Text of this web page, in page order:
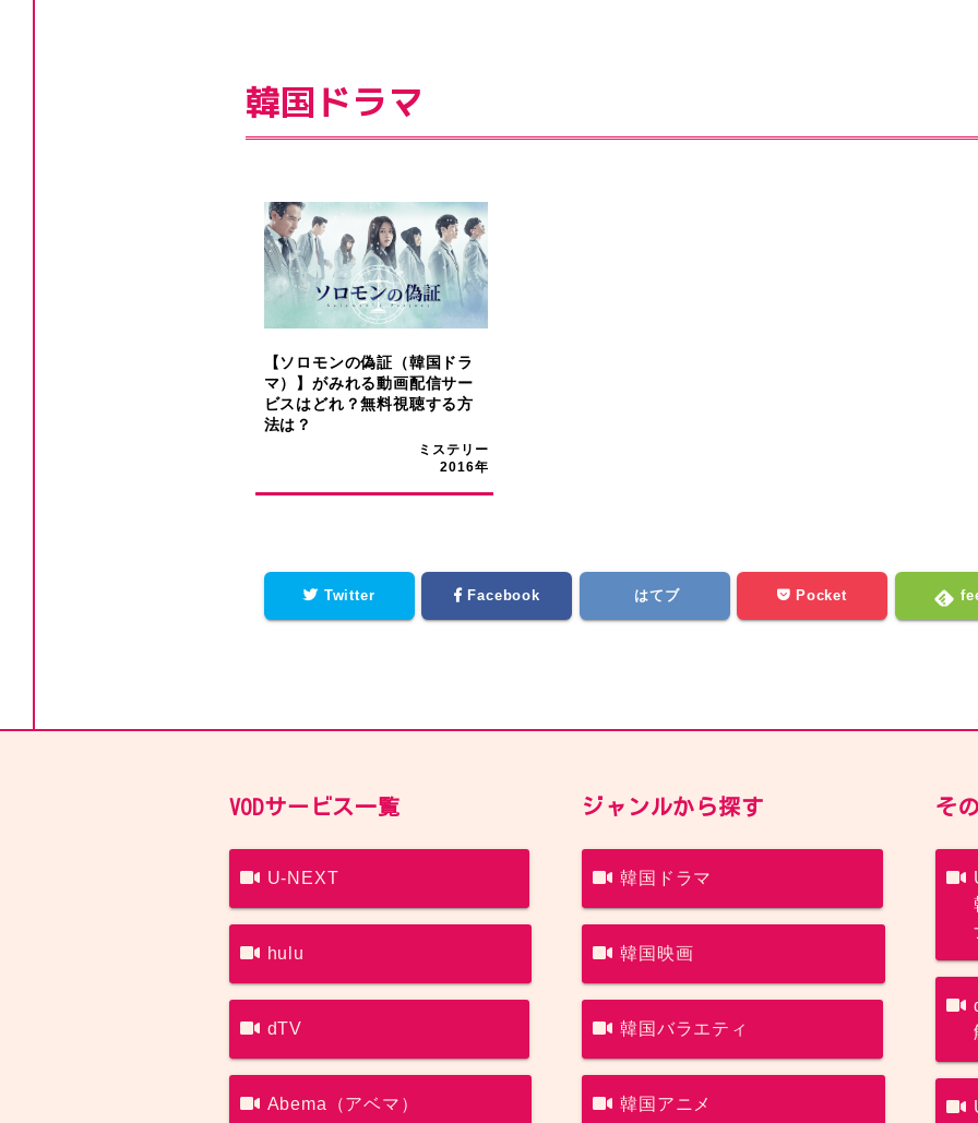
韓国ドラマ
【ソロモンの偽証（韓国ドラ
マ）】がみれる動画配信サー
ビスはどれ？無料視聴する方
法は？
ミステリー
2016年
Twitter Facebook はてブ Pocket
VODサービス一覧
U-NEXT
hulu
dTV
Abema（アベマ）
ジャンルから探す
韓国ドラマ
韓国映画
韓国バラエティ
韓国アニメ
そ